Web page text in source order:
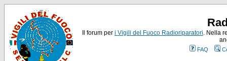
Il forum per i Vigili del Fuoco Radioriparatori. Nella
FAQ